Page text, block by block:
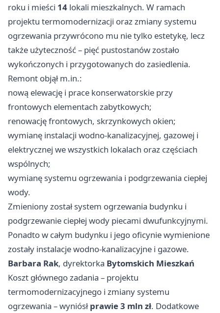
roku i mieści 14 lokali mieszkalnych. W ramach
projektu termomodernizacji oraz zmiany systemu
ogrzewania przywrócono mu nie tylko estetykę, lecz
także użyteczność – pięć pustostanów zostało
wykończonych i przygotowanych do zasiedlenia.
Remont objął m.in.:
nową elewację i prace konserwatorskie przy
frontowych elementach zabytkowych;
renowację frontowych, skrzynkowych okien;
wymianę instalacji wodno‑kanalizacyjnej, gazowej i
elektrycznej we wszystkich lokalach oraz częściach
wspólnych;
wymianę systemu ogrzewania i podgrzewania ciepłej
wody.
Zmieniony został system ogrzewania budynku i
podgrzewanie ciepłej wody piecami dwufunkcyjnymi.
Ponadto w całym budynku i jego oficynie wymienione
zostały instalacje wodno‑kanalizacyjne i gazowe.
Barbara Rak, dyrektorka Bytomskich Mieszkań
Koszt głównego zadania – projektu
termomodernizacyjnego i zmiany systemu
ogrzewania – wyniósłprawie 3 mln zł. Dodatkowe